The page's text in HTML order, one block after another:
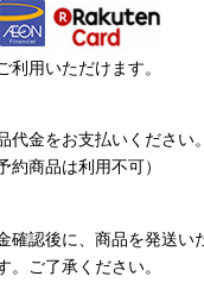
用いただけます。
代金をお支払いください
商品は利用不可）
確認後に、商品を発送い
ご了承ください。